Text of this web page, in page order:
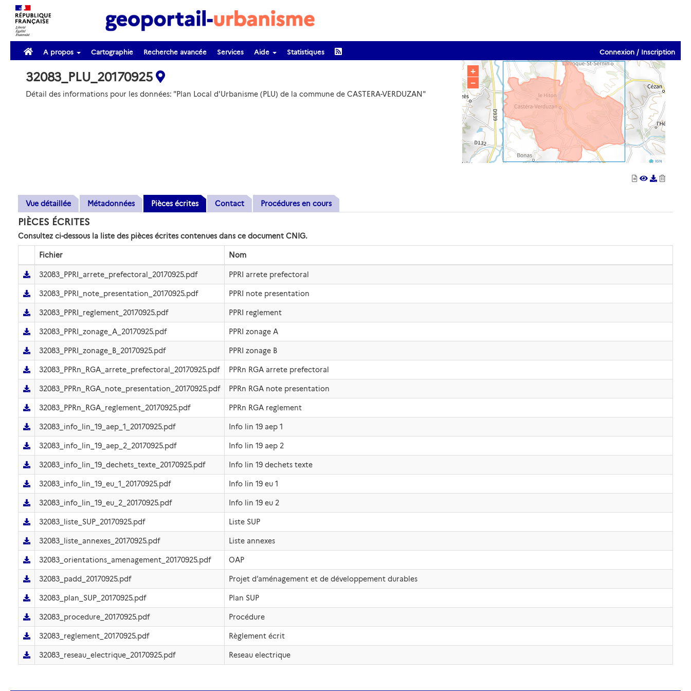
A propos Cartographie Recherche avancée Services Aide Statistiques Connexion / Inscription
32083_PLU_20170925
Détail des informations pour les données: "Plan Local d'Urbanisme (PLU) de la commune de CASTERA-VERDUZAN"
+
−
IGN
Vue détaillée Métadonnées Pièces écrites Contact Procédures en cours
PIÈCES ÉCRITES
Consultez ci-dessous la liste des pièces écrites contenues dans ce document CNIG.
Fichier Nom
32083_PPRI_arrete_prefectoral_20170925.pdf PPRI arrete prefectoral
32083_PPRI_note_presentation_20170925.pdf PPRI note presentation
32083_PPRI_reglement_20170925.pdf PPRI reglement
32083_PPRI_zonage_A_20170925.pdf PPRI zonage A
32083_PPRI_zonage_B_20170925.pdf PPRI zonage B
32083_PPRn_RGA_arrete_prefectoral_20170925.pdf PPRn RGA arrete prefectoral
32083_PPRn_RGA_note_presentation_20170925.pdf PPRn RGA note presentation
32083_PPRn_RGA_reglement_20170925.pdf PPRn RGA reglement
32083_info_lin_19_aep_1_20170925.pdf Info lin 19 aep 1
32083_info_lin_19_aep_2_20170925.pdf Info lin 19 aep 2
32083_info_lin_19_dechets_texte_20170925.pdf Info lin 19 dechets texte
32083_info_lin_19_eu_1_20170925.pdf Info lin 19 eu 1
32083_info_lin_19_eu_2_20170925.pdf Info lin 19 eu 2
32083_liste_SUP_20170925.pdf Liste SUP
32083_liste_annexes_20170925.pdf Liste annexes
32083_orientations_amenagement_20170925.pdf OAP
32083_padd_20170925.pdf Projet d’aménagement et de développement durables
32083_plan_SUP_20170925.pdf Plan SUP
32083_procedure_20170925.pdf Procédure
32083_reglement_20170925.pdf Règlement écrit
32083_reseau_electrique_20170925.pdf Reseau electrique